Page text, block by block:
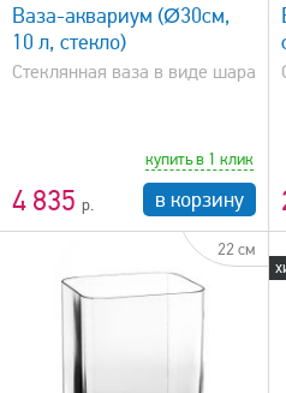
Ваза-аквариум (Ø30см,
10 л, стекло)
Стеклянная ваза в виде шара
4 835
купить в 1 клик
в корзину
22 см